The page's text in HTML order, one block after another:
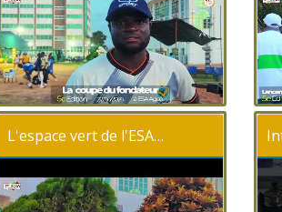
L'espace vert de l'ESA…